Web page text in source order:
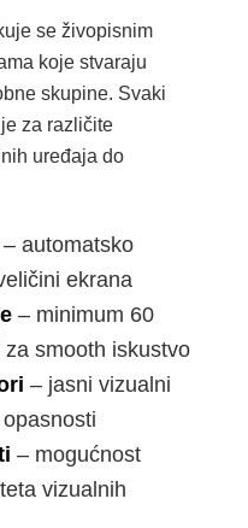
se živopisnim
koje stvaraju
skupine. Svaki
za različite
uređaja do
automatsko
ekrana
– minimum 60
smooth iskustvo
– jasni vizualni
– mogućnost
vizualnih